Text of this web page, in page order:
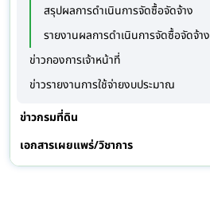
สรุปผลการดำเนินการจัดซื้อจัดจ้าง
รายงานผลการดำเนินการจัดซื้อจัดจ้าง
ข่าวกองการเจ้าหน้าที่
ข่าวรายงานการใช้จ่ายงบประมาณ
ข่าวกรมที่ดิน
เอกสารเผยแพร่/วิชาการ